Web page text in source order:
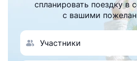
спланировать поездку в
с вашими
Участники